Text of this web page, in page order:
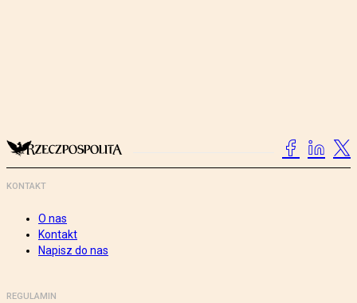
KONTAKT
O nas
Kontakt
Napisz do nas
REGULAMIN